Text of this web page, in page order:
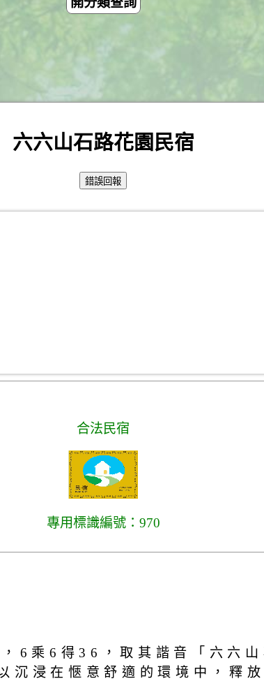
六六山石路花園民宿
合法民宿
專用標識編號：970
6乘6得36，取其諧音「六六
沉浸在愜意舒適的環境中，